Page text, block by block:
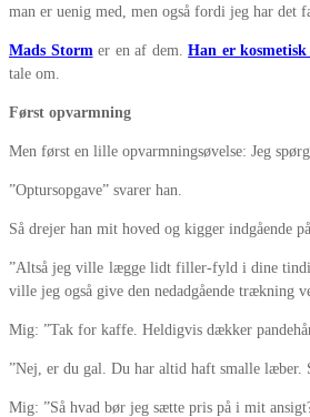
man er uenig med, men også fordi jeg har det
Mads Storm er en af dem.Han er kosmetisk
tale om.
Først opvarmning
Men først en lille opvarmningsøvelse: Jeg
”Optursopgave” svarer han.
Så drejer han mit hoved og kigger indgående
”Altså jeg ville lægge lidt filler-fyld i dine
ville jeg også give den nedadgående trækning
Mig: ”Tak for kaffe. Heldigvis dækker
”Nej, er du gal. Du har altid haft smalle læber.
Mig: ”Så hvad bør jeg sætte pris på i mit